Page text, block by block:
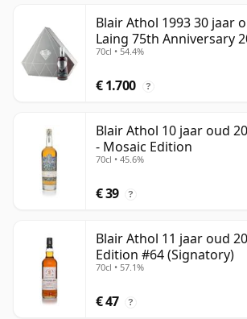
Blair Athol 1993 30 jaar
Laing 75th Anniversary
with Presentation
70cl • 54.4%
€ 1.700 ?
Blair Athol 10 jaar oud
- Mosaic Edition
70cl • 45.6%
€ 39 ?
Blair Athol 11 jaar oud
Edition #64 (Signatory)
70cl • 57.1%
€ 47 ?